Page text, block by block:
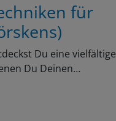
für
Du eine vielfältige
Du Deinen…